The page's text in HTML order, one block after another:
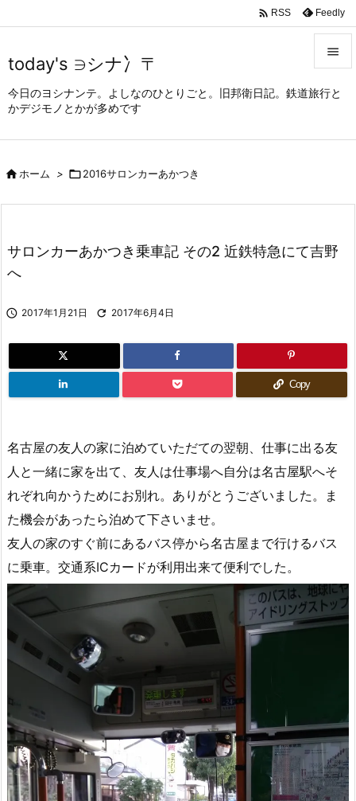
today's ∋シナ冫〒
今日のヨシナンテ。よしなのひとりごと。旧邦衛日記。鉄道旅行と
かデジモノとかが多めです


メニュ
サイド


 RSS Feedly
ホーム > 2016サロンカーあかつき
サロンカーあかつき乗車記 その2 近鉄特急にて吉野
へ
 2017年1月21日  2017年6月4日
Copy
名古屋の友人の家に泊めていただての翌朝、仕事に出る友
人と一緒に家を出て、友人は仕事場へ自分は名古屋駅へそ
れぞれ向かうためにお別れ。ありがとうございました。ま
た機会があったら泊めて下さいませ。
友人の家のすぐ前にあるバス停から名古屋まで行けるバス
に乗車。交通系ICカードが利用出来て便利でした。